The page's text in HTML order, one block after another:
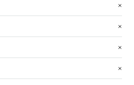
×
×
×
×